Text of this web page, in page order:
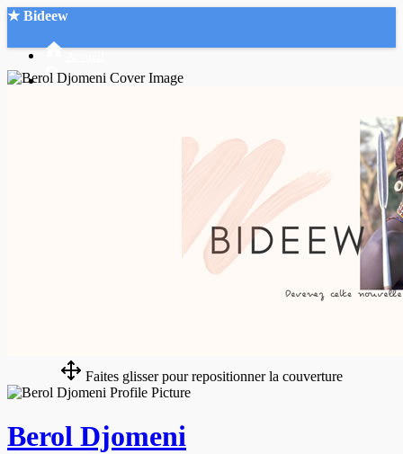
★ Bideew
Faites glisser pour repositionner la couverture
Berol Djomeni